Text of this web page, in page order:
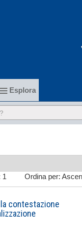
Esplora
guerre
al '68
Ordina per:
1
contestazione